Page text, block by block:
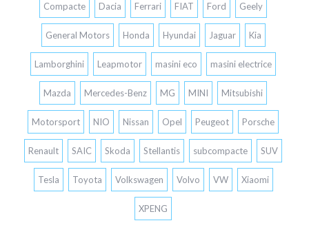
Compacte Dacia Ferrari FIAT Ford Geely
General Motors Honda Hyundai Jaguar Kia
Lamborghini Leapmotor masini eco masini electrice
Mazda Mercedes-Benz MG MINI Mitsubishi
Motorsport NIO Nissan Opel Peugeot Porsche
Renault SAIC Skoda Stellantis subcompacte SUV
Tesla Toyota Volkswagen Volvo VW Xiaomi
XPENG